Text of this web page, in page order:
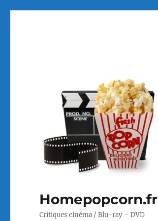
Homepopcorn.fr
Critiques cinéma / Blu-ray – DVD